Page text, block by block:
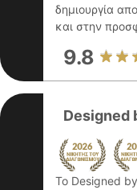
δημιουργία
και στην
9.8
Designed
Το Designed